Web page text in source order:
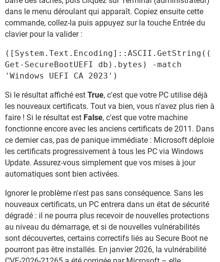
dans le menu déroulant qui apparaît. Copiez ensuite cette
commande, collez-la puis appuyez sur la touche Entrée du
clavier pour la valider :
([System.Text.Encoding]::ASCII.GetString((
Get-SecureBootUEFI db).bytes) -match
'Windows UEFI CA 2023')
Si le résultat affiché est True, c'est que votre PC utilise déjà
les nouveaux certificats. Tout va bien, vous n'avez plus rien à
faire ! Si le résultat est False, c'est que votre machine
fonctionne encore avec les anciens certificats de 2011. Dans
ce dernier cas, pas de panique immédiate : Microsoft déploie
les certificats progressivement à tous les PC via Windows
Update. Assurez-vous simplement que vos mises à jour
automatiques sont bien activées.
Ignorer le problème n'est pas sans conséquence. Sans les
nouveaux certificats, un PC entrera dans un état de sécurité
dégradé : il ne pourra plus recevoir de nouvelles protections
au niveau du démarrage, et si de nouvelles vulnérabilités
sont découvertes, certains correctifs liés au Secure Boot ne
pourront pas être installés. En janvier 2026, la vulnérabilité